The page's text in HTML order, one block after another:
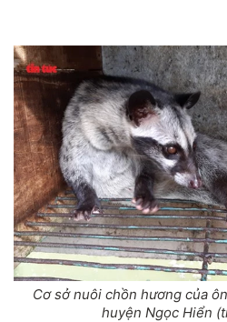
Cơ sở nuôi chồn hương của
huyện Ngọc Hiển